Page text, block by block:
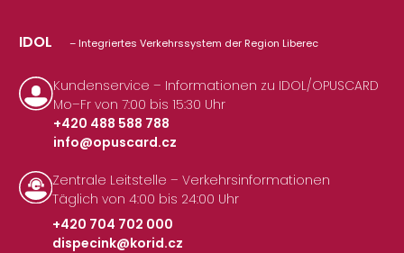
IDOL – Integriertes Verkehrssystem der Region Liberec
Kundenservice – Informationen zu IDOL/OPUSCARD
Mo–Fr von 7:00 bis 15:30 Uhr
+420 488 588 788
|
info@opuscard.cz
Zentrale Leitstelle – Verkehrsinformationen
Täglich von 4:00 bis 24:00 Uhr
+420 704 702 000
|
dispecink@korid.cz